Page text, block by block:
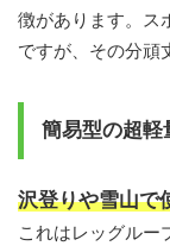
徴があります。ス
ですが、その分頑
簡易型の超軽
沢登りや雪山で
これはレッグルー